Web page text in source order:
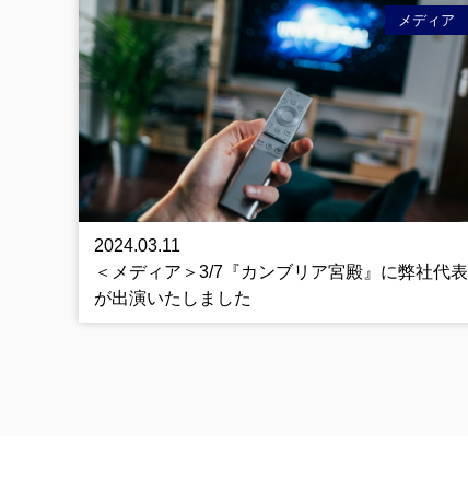
2024.03.11
＜メディア＞3/7『カンブリア宮殿』に弊社代表
が出演いたしました
メディア